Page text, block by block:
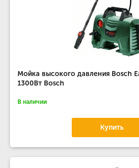
Мойка высокого давления Bosch
1300Вт Bosch
В наличии
Купить